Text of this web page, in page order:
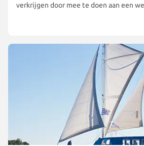
verkrijgen door mee te doen aan een